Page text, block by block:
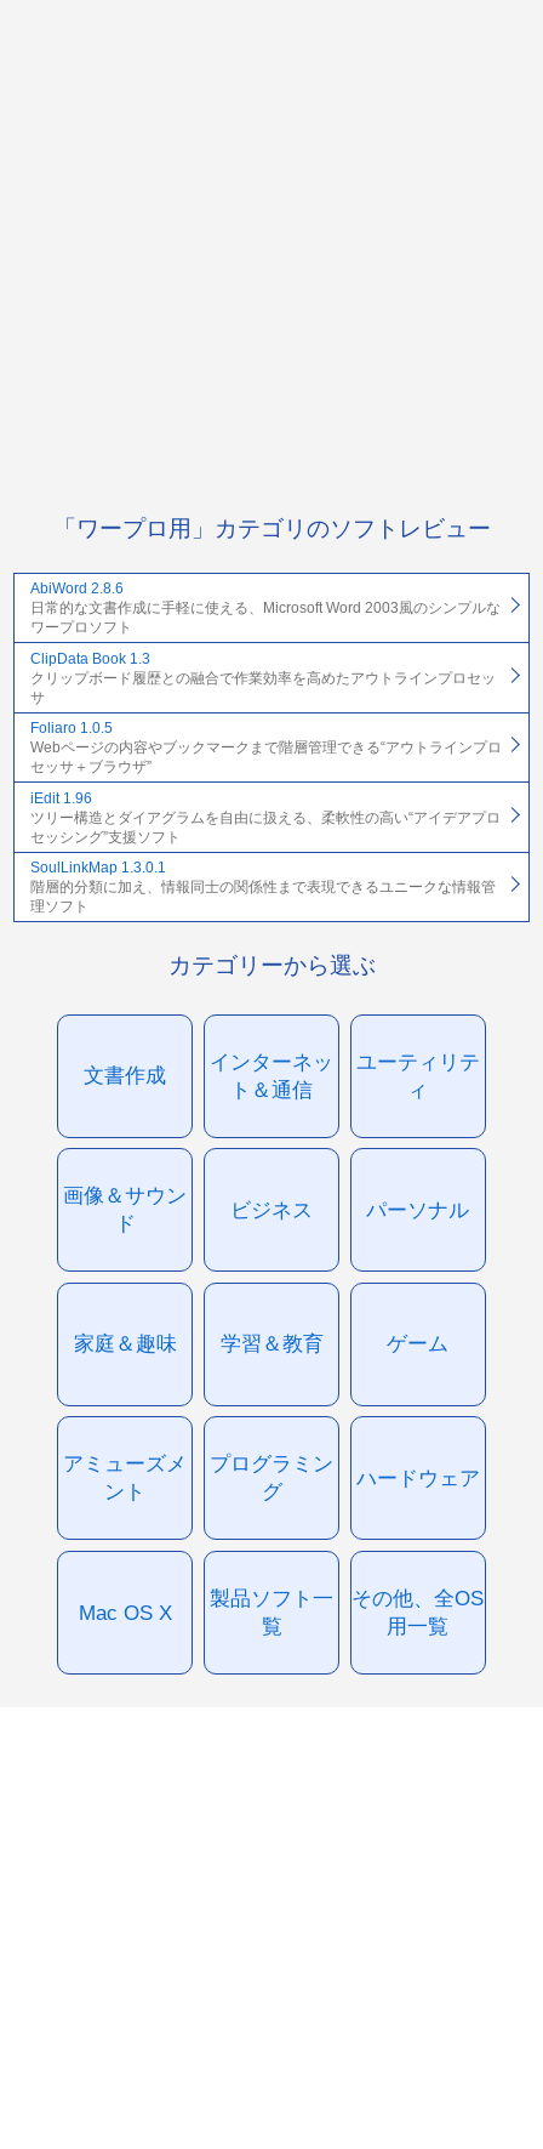
「ワープロ用」カテゴリのソフトレビュー
AbiWord 2.8.6
日常的な文書作成に手軽に使える、Microsoft Word 2003風のシンプルな
ワープロソフト
ClipData Book 1.3
クリップボード履歴との融合で作業効率を高めたアウトラインプロセッ
サ
Foliaro 1.0.5
Webページの内容やブックマークまで階層管理できる“アウトラインプロ
セッサ＋ブラウザ”
iEdit 1.96
ツリー構造とダイアグラムを自由に扱える、柔軟性の高い“アイデアプロ
セッシング”支援ソフト
SoulLinkMap 1.3.0.1
階層的分類に加え、情報同士の関係性まで表現できるユニークな情報管
理ソフト
カテゴリーから選ぶ
文書作成
インターネッ
ト＆通信
ユーティリテ
ィ
画像＆サウン
ド
ビジネス パーソナル
家庭＆趣味 学習＆教育 ゲーム
アミューズメ
ント
プログラミン
グ
ハードウェア
Mac OS X
製品ソフト一
覧
その他、全OS
用一覧